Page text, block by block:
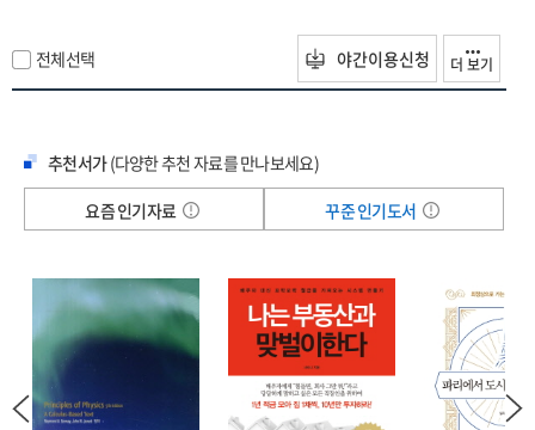
전체선택 야간이용신청 더 보기
추천서가(다양한 추천 자료를 만나보세요)
요즘 인기자료
꾸준 인기도서